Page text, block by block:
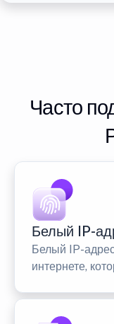
Часто
Белый IP-
Белый IP-
интернете,